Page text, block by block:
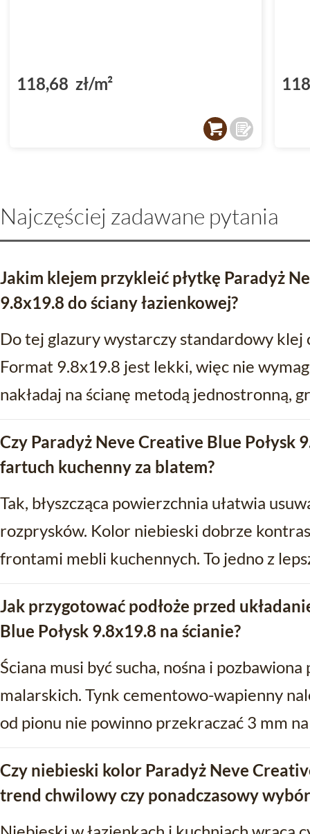
118,68 zł/m²
Najczęściej zadawane pytania
Jakim klejem przykleić płytkę Paradyż
9.8x19.8 do ściany łazienkowej?
Do tej glazury wystarczy standardowy klej
Format 9.8x19.8 jest lekki, więc nie
nakładaj na ścianę metodą jednostronną,
Czy Paradyż Neve Creative Blue Połysk
fartuch kuchenny za blatem?
Tak, błyszcząca powierzchnia ułatwia
rozprysków. Kolor niebieski dobrze
frontami mebli kuchennych. To jedno z
Jak przygotować podłoże przed
Blue Połysk 9.8x19.8 na ścianie?
Ściana musi być sucha, nośna i
malarskich. Tynk cementowo-wapienny
od pionu nie powinno przekraczać 3 mm
Czy niebieski kolor Paradyż Neve
trend chwilowy czy ponadczasowy